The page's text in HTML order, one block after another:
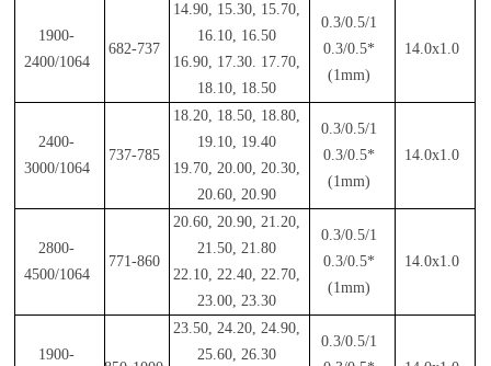
1900-
2400/1064
682-737
14.90, 15.30, 15.70,
16.10, 16.50
16.90, 17.30. 17.70,
18.10, 18.50
0.3/0.5/1
0.3/0.5*
(1mm)
14.0x1.0
2400-
3000/1064
737-785
18.20, 18.50, 18.80,
19.10, 19.40
19.70, 20.00, 20.30,
20.60, 20.90
0.3/0.5/1
0.3/0.5*
(1mm)
14.0x1.0
2800-
4500/1064
771-860
20.60, 20.90, 21.20,
21.50, 21.80
22.10, 22.40, 22.70,
23.00, 23.30
0.3/0.5/1
0.3/0.5*
(1mm)
14.0x1.0
1900-
23.50, 24.20, 24.90,
25.60, 26.30
0.3/0.5/1